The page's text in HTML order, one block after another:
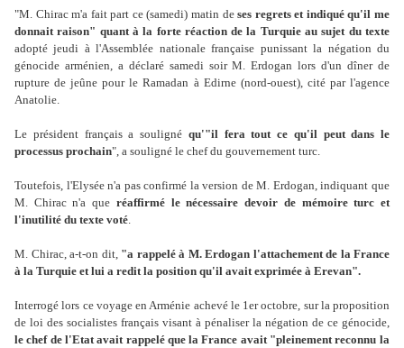
"M. Chirac m'a fait part ce (samedi) matin deses regrets et indiqué qu'il me
donnait raison" quant à la forte réaction de la Turquie au sujet du texte
adopté jeudi à l'Assemblée nationale française punissant la négation du
génocide arménien, a déclaré samedi soir M. Erdogan lors d'un dîner de
rupture de jeûne pour le Ramadan à Edirne (nord-ouest), cité par l'agence
Anatolie.
Le président français a souligné qu'"il fera tout ce qu'il peut dans le
processus prochain", a souligné le chef du gouvernement turc.
Toutefois, l'Elysée n'a pas confirmé la version de M. Erdogan, indiquant que
M. Chirac n'a que réaffirmé le nécessaire devoir de mémoire turc et
l'inutilité du texte voté.
M. Chirac, a-t-on dit, "a rappelé à M. Erdogan l'attachement de la France
à la Turquie et lui a redit la position qu'il avait exprimée à Erevan".
Interrogé lors ce voyage en Arménie achevé le 1er octobre, sur la proposition
de loi des socialistes français visant à pénaliser la négation de ce génocide,
le chef de l'Etat avait rappelé que la France avait "pleinement reconnu la